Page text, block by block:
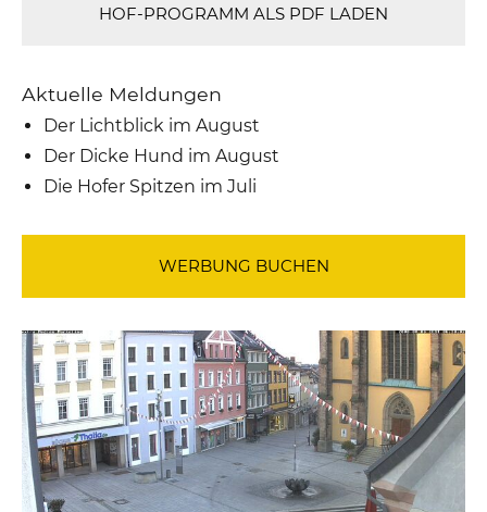
HOF-PROGRAMM ALS PDF LADEN
Aktuelle Meldungen
Der Lichtblick im August
Der Dicke Hund im August
Die Hofer Spitzen im Juli
WERBUNG BUCHEN